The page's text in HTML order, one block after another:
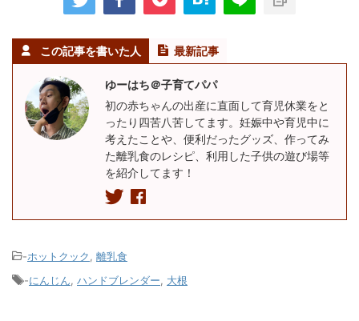
この記事を書いた人 最新記事
ゆーはち＠子育てパパ
初の赤ちゃんの出産に直面して育児休業をと
ったり四苦八苦してます。妊娠中や育児中に
考えたことや、便利だったグッズ、作ってみ
た離乳食のレシピ、利用した子供の遊び場等
を紹介してます！
-ホットクック
離乳食
-にんじん ハンドブレンダー 大根